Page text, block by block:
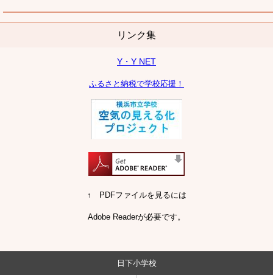
リンク集
Y・Y NET
ふるさと納税で学校応援！
↑ PDFファイルを見るには
Adobe Readerが必要です。
日下小学校